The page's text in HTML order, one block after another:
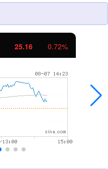
25.16 0.72%